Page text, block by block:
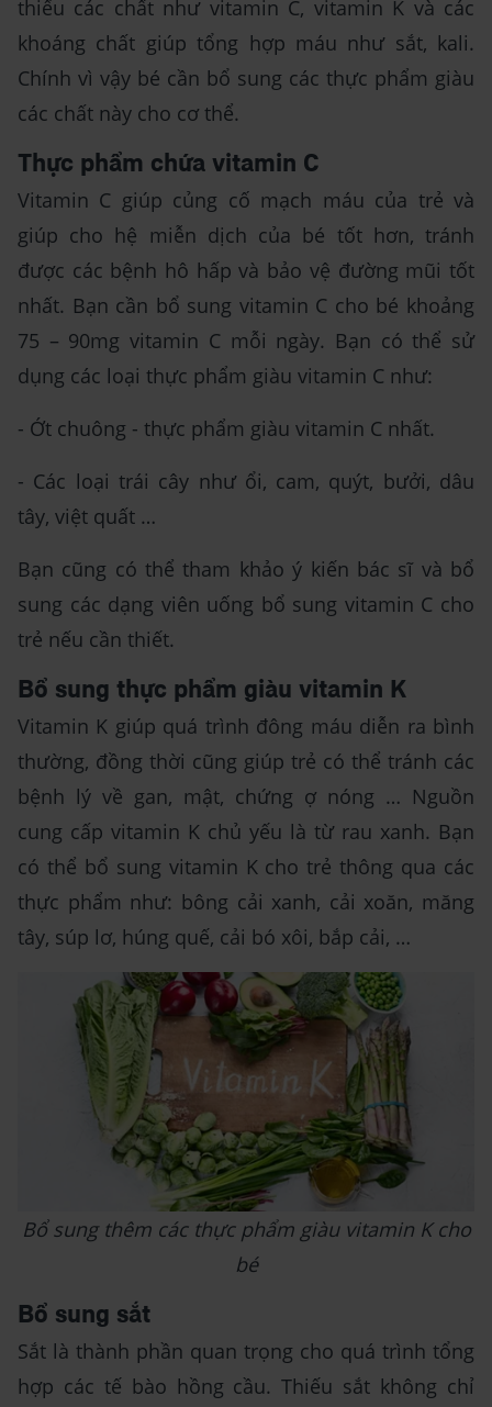
thiếu các chất như vitamin C, vitamin K và các
khoáng chất giúp tổng hợp máu như sắt, kali.
Chính vì vậy bé cần bổ sung các thực phẩm giàu
các chất này cho cơ thể.
Thực phẩm chứa vitamin C
Vitamin C giúp củng cố mạch máu của trẻ và
giúp cho hệ miễn dịch của bé tốt hơn, tránh
được các bệnh hô hấp và bảo vệ đường mũi tốt
nhất. Bạn cần bổ sung vitamin C cho bé khoảng
75 – 90mg vitamin C mỗi ngày. Bạn có thể sử
dụng các loại thực phẩm giàu vitamin C như:
- Ớt chuông - thực phẩm giàu vitamin C nhất.
- Các loại trái cây như ổi, cam, quýt, bưởi, dâu
tây, việt quất …
Bạn cũng có thể tham khảo ý kiến bác sĩ và bổ
sung các dạng viên uống bổ sung vitamin C cho
trẻ nếu cần thiết.
Bổ sung thực phẩm giàu vitamin K
Vitamin K giúp quá trình đông máu diễn ra bình
thường, đồng thời cũng giúp trẻ có thể tránh các
bệnh lý về gan, mật, chứng ợ nóng … Nguồn
cung cấp vitamin K chủ yếu là từ rau xanh. Bạn
có thể bổ sung vitamin K cho trẻ thông qua các
thực phẩm như: bông cải xanh, cải xoăn, măng
tây, súp lơ, húng quế, cải bó xôi, bắp cải, …
Bổ sung thêm các thực phẩm giàu vitamin K cho
bé
Bổ sung sắt
Sắt là thành phần quan trọng cho quá trình tổng
hợp các tế bào hồng cầu. Thiếu sắt không chỉ